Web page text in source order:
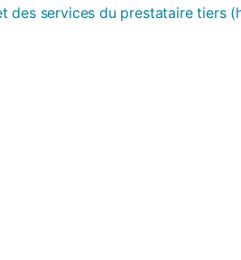
des services du prestataire tiers